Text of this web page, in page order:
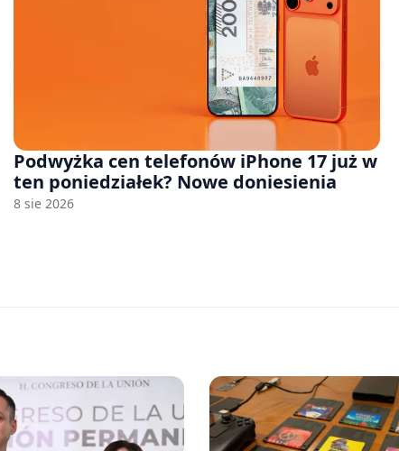
Podwyżka cen telefonów iPhone 17 już w
ten poniedziałek? Nowe doniesienia
8 sie 2026